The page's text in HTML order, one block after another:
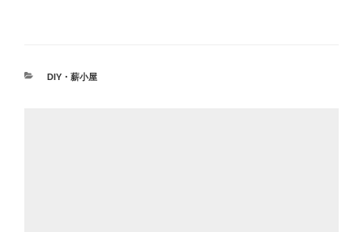
カ
DIY・薪小屋